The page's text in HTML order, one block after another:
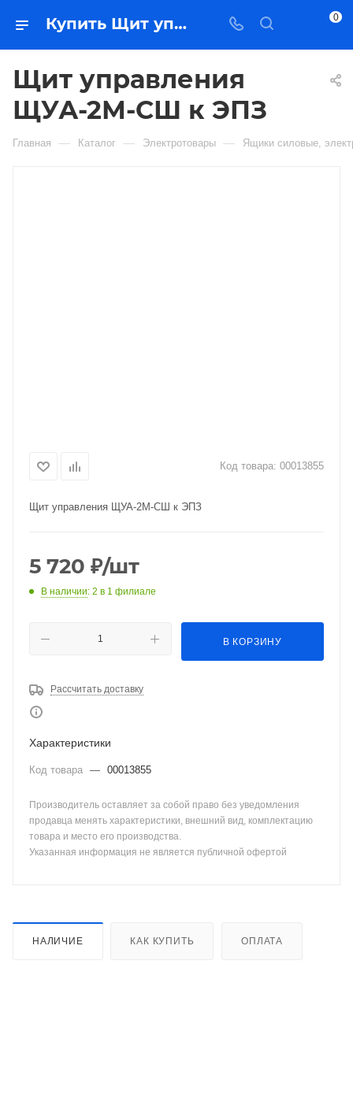
Купить Щит управления ЩУА-2М-СШ к ЭПЗ в Якутске — цена, характеристики, подбор | Востоктехторг 0
Щит управления
ЩУА-2М-СШ к ЭПЗ
Главная — Каталог — Электротовары — Ящики силовые,
Код товара: 00013855
Щит управления ЩУА-2М-СШ к ЭПЗ
5 720 ₽/шт
В наличии: 2 в 1 филиале
В КОРЗИНУ
Рассчитать доставку
Характеристики
Код товара — 00013855
Производитель оставляет за собой право без уведомления
продавца менять характеристики, внешний вид, комплектацию
товара и место его производства.
Указанная информация не является публичной офертой
НАЛИЧИЕ КАК КУПИТЬ ОПЛАТА